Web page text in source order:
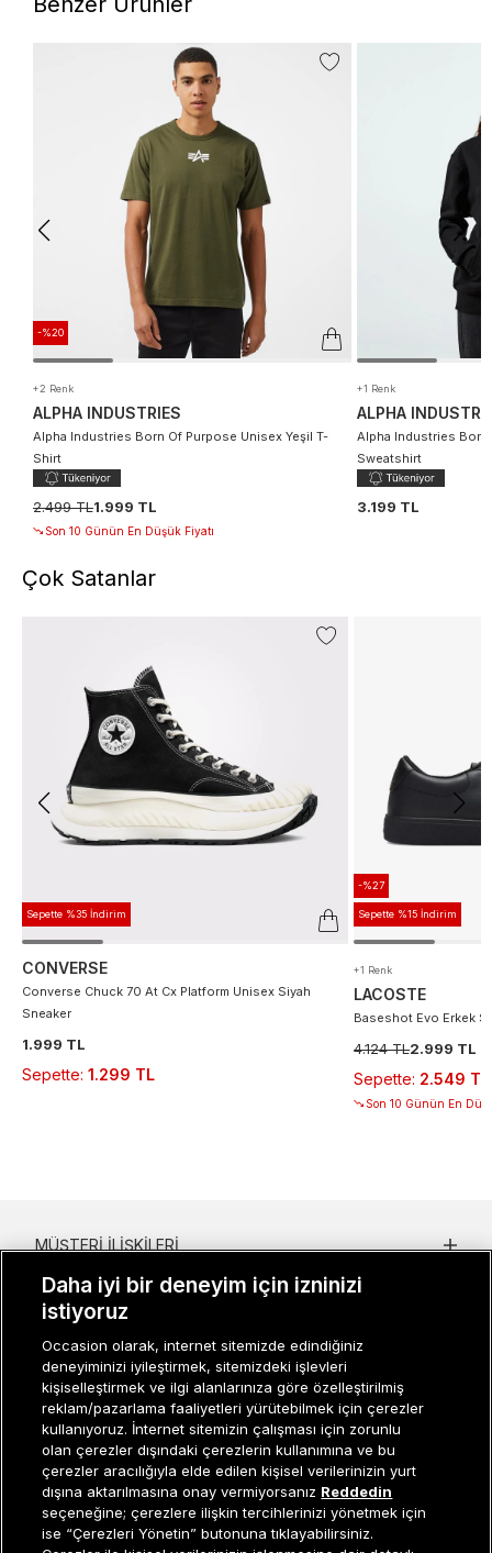
-%20
+2 Renk
ALPHA INDUSTRIES
Alpha Industries Born Of Purpose Unisex Yeşil T-
Shirt
2.499 TL1.999 TL
Son 10 Günün En Düşük Fiyatı
+1 Renk
ALPHA
Alpha Industries
Sweatshirt
3.199 TL
Çok Satanlar
Sepette %35 İndirim
CONVERSE
Converse Chuck 70 At Cx Platform Unisex Siyah
Sneaker
1.999 TL
Sepette: 1.299 TL
-%27
Sepette %15 İndirim
+1 Renk
LACOSTE
Baseshot Evo Erkek
4.124 TL2.999 TL
Sepette: 2.549 TL
Son 10 Günün En
Müşteri İlişkileri0 850 800 01 20
MÜŞTERI İLIŞKILERI
KURUMSAL
GRUP MARKALAR
ERKEK KATEGORILER
Daha iyi bir deneyim için izninizi
istiyoruz
Occasion olarak, internet sitemizde edindiğiniz
deneyiminizi iyileştirmek, sitemizdeki işlevleri
kişiselleştirmek ve ilgi alanlarınıza göre özelleştirilmiş
reklam/pazarlama faaliyetleri yürütebilmek için çerezler
kullanıyoruz. İnternet sitemizin çalışması için zorunlu
olan çerezler dışındaki çerezlerin kullanımına ve bu
çerezler aracılığıyla elde edilen kişisel verilerinizin yurt
dışına aktarılmasına onay vermiyorsanız Reddedin
seçeneğine; çerezlere ilişkin tercihlerinizi yönetmek için
ise “Çerezleri Yönetin” butonuna tıklayabilirsiniz.